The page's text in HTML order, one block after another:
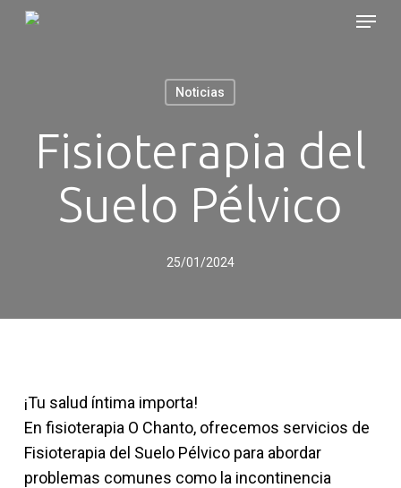
Skip
Menu
Noticias
Fisioterapia del
Suelo Pélvico
25/01/2024
¡Tu salud íntima importa!
En fisioterapia O Chanto, ofrecemos servicios de
Fisioterapia del Suelo Pélvico para abordar
problemas comunes como la incontinencia